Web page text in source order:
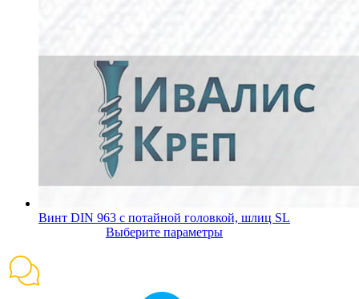
Винт DIN 963 с потайной головкой, шлиц SL
Выберите параметры